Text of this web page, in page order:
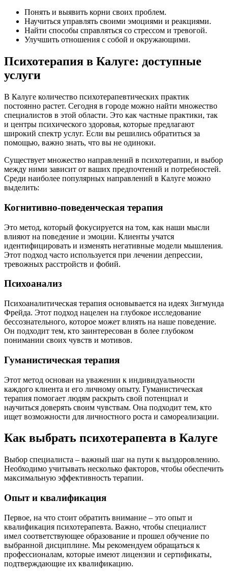
Понять и выявить корни своих проблем.
Научиться управлять своими эмоциями и реакциями.
Найти способы справляться со стрессом и тревогой.
Улучшить отношения с собой и окружающими.
Психотерапия в Калуге: доступные
услуги
В Калуге количество психотерапевтических практик
постоянно растет. Сегодня в городе можно найти множество
специалистов в этой области. Это как частные практики, так
и центры психического здоровья, которые предлагают
широкий спектр услуг. Если вы решились обратиться за
помощью, важно знать, что вы не одиноки.
Существует множество направлений в психотерапии, и выбор
между ними зависит от ваших предпочтений и потребностей.
Среди наиболее популярных направлений в Калуге можно
выделить:
Когнитивно-поведенческая терапия
Это метод, который фокусируется на том, как наши мысли
влияют на поведение и эмоции. Клиенты учатся
идентифицировать и изменять негативные модели мышления.
Этот подход часто используется при лечении депрессии,
тревожных расстройств и фобий.
Психоанализ
Психоаналитическая терапия основывается на идеях Зигмунда
Фрейда. Этот подход нацелен на глубокое исследование
бессознательного, которое может влиять на наше поведение.
Он подходит тем, кто заинтересован в более глубоком
понимании своих чувств и мотивов.
Гуманистическая терапия
Этот метод основан на уважении к индивидуальности
каждого клиента и его личному опыту. Гуманистическая
терапия помогает людям раскрыть свой потенциал и
научиться доверять своим чувствам. Она подходит тем, кто
ищет возможности для личностного роста и самореализации.
Как выбрать психотерапевта в Калуге
Выбор специалиста – важный шаг на пути к выздоровлению.
Необходимо учитывать несколько факторов, чтобы обеспечить
максимальную эффективность терапии.
Опыт и квалификация
Первое, на что стоит обратить внимание – это опыт и
квалификация психотерапевта. Важно, чтобы специалист
имел соответствующее образование и прошел обучение по
выбранной дисциплине. Мы рекомендуем обращаться к
профессионалам, которые имеют лицензии и сертификаты,
подтверждающие их квалификацию.